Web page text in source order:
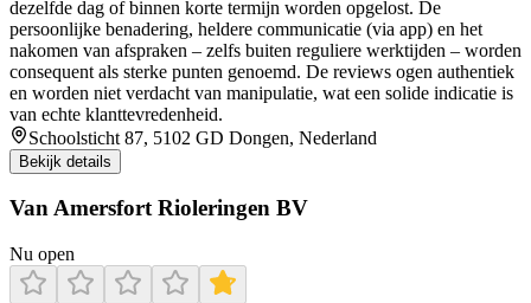
dezelfde dag of binnen korte termijn worden opgelost. De
persoonlijke benadering, heldere communicatie (via app) en het
nakomen van afspraken – zelfs buiten reguliere werktijden – worden
consequent als sterke punten genoemd. De reviews ogen authentiek
en worden niet verdacht van manipulatie, wat een solide indicatie is
van echte klanttevredenheid.
Schoolsticht 87, 5102 GD Dongen, Nederland
Bekijk details
Van Amersfort Rioleringen BV
Nu open